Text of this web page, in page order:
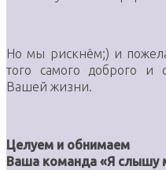
Но мы рискнём;) и
того самого доброго и
Вашей жизни.
Целуем и обнимаем
Ваша команда «Я слышу